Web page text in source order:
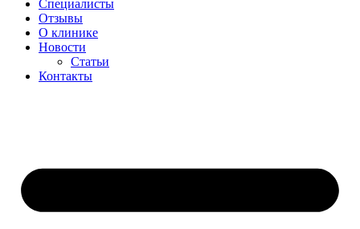
Специалисты
Отзывы
О клинике
Новости
Статьи
Контакты